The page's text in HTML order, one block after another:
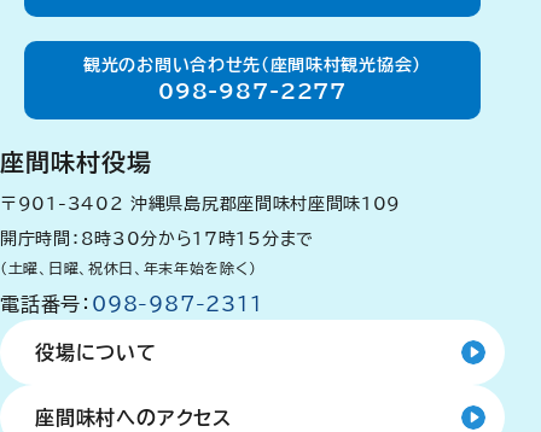
観光のお問い合わせ先（座間味村観光協会）
098-987-2277
座間味村役場
〒901-3402 沖縄県島尻郡座間味村座間味109
開庁時間：8時30分から17時15分まで
（土曜、日曜、祝休日、年末年始を除く）
電話番号： 098-987-2311
役場について
座間味村へのアクセス